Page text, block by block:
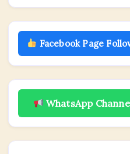
Facebook Page
WhatsApp